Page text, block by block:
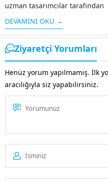
uzman tasarımcılar tarafından
kısa sürede hazırlanacak web
tasarım hizmetinden
yararlanabilirsiniz. Bu hizmet
kapsamında, faaliyet
alınarak, içeriklerin uygun bir
şekilde ziyaretçiler tarafından
görüntülenmesi
için Gömec web...
DEVAMINI OKU →
Ziyaretçi Yorumları
Henüz yorum yapılmamış. İlk
aracılığıyla siz yapabilirsiniz.